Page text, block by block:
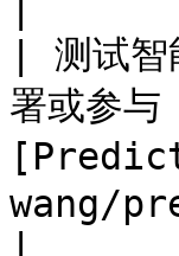
| 测试
署或
wang/